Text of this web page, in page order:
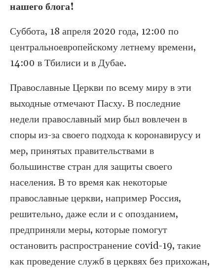
нашего блога!
Суббота, 18 апреля 2020 года, 12:00 по
центральноевропейскому летнему времени,
14:00 в Тбилиси и в Дубае.
Православные Церкви по всему миру в эти
выходные отмечают Пасху. В последние
недели православный мир был вовлечен в
споры из-за своего подхода к коронавирусу и
мер, принятых правительствами в
большинстве стран для защиты своего
населения. В то время как некоторые
православные церкви, например Россия,
решительно, даже если и с опозданием,
предприняли меры, которые помогут
остановить распространение covid-19, такие
как проведение служб в церквях без прихожан,